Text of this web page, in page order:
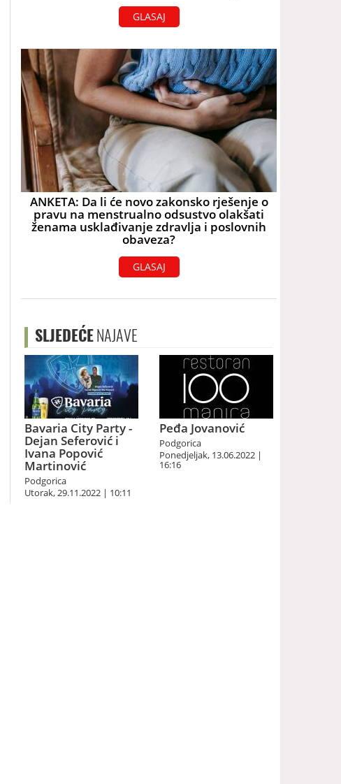
GLASAJ
ANKETA: Da li će novo zakonsko rješenje o
pravu na menstrualno odsustvo olakšati
ženama usklađivanje zdravlja i poslovnih
obaveza?
GLASAJ
SLJEDEĆENAJAVE
Bavaria City Party -
Dejan Seferović i
Ivana Popović
Martinović
Podgorica
Utorak, 29.11.2022 | 10:11
Peđa Jovanović
Podgorica
Ponedjeljak, 13.06.2022 |
16:16